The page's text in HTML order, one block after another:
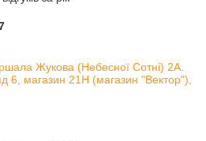
Жукова (Небесної Сотні) 2А.
6, магазин 21Н (магазин "Вектор"),